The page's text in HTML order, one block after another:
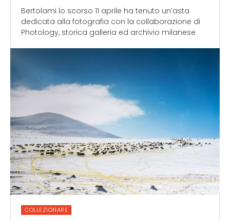
Bertolami lo scorso 11 aprile ha tenuto un’asta
dedicata alla fotografia con la collaborazione di
Photology, storica galleria ed archivio milanese
COLLEZIONARE